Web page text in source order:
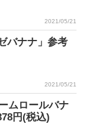
2021/05/21
バナナ」参考
2021/05/21
ムロールバナ
円(税込)